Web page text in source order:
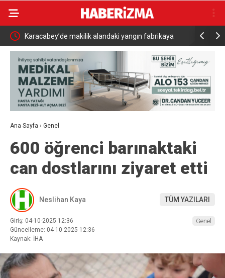
Karacabey’de makilik alandaki yangın fabrikaya
ulaşmadan söndürüldü
Adalet
Çiftçi
Ana Sayfa › Genel
600 öğrenci barınaktaki
can dostlarını ziyaret etti
Neslihan Kaya TÜM YAZILARI
Giriş: 04-10-2025 12:36
Güncelleme: 04-10-2025 12:36
Kaynak: İHA
Genel